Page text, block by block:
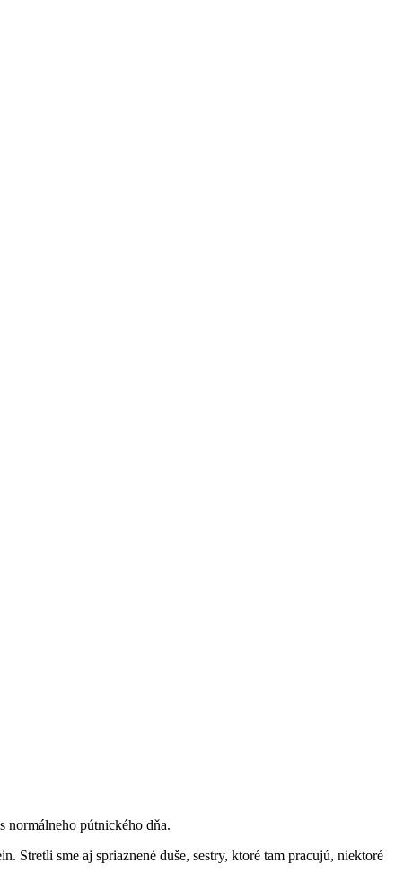
normálneho pútnického dňa.
Stretli sme aj spriaznené duše, sestry, ktoré tam pracujú, niektoré